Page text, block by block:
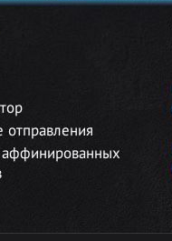
отправления